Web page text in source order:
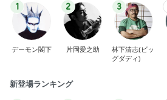
1
デーモン閣下
2
片岡愛之助
3
林下清志(ビッ
グダディ)
新登場ランキング